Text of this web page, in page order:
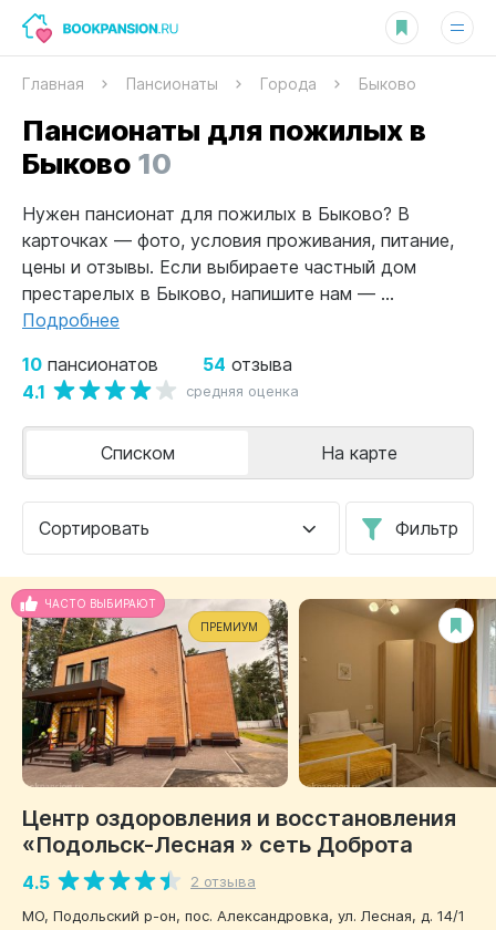
Главная Пансионаты Города Быково
Пансионаты для пожилых в
Быково10
Нужен пансионат для пожилых в Быково? В
карточках — фото, условия проживания, питание,
цены и отзывы. Если выбираете частный дом
престарелых в Быково, напишите нам — ...
Подробнее
10 пансионатов 54 отзыва
4.1 средняя оценка
Сортировать Фильтр
Списком На карте
ЧАСТО ВЫБИРАЮТ
ПРЕМИУМ
Центр оздоровления и восстановления
«Подольск-Лесная » сеть Доброта
4.5
2 отзыва
МО, Подольский р-он, пос. Александровка, ул. Лесная, д. 14/1